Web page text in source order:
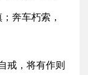
奔车朽索，
戒，将有作则